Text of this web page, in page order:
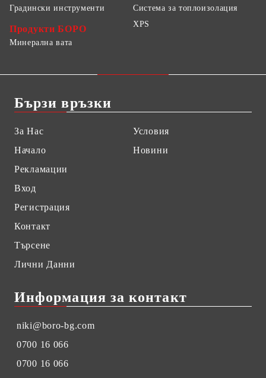
Градински инструменти
Продукти БОРО
Система за топлоизолация
XPS
Минерална вата
Бързи връзки
За Нас
Начало
Рекламации
Вход
Регистрация
Контакт
Търсене
Лични Данни
Условия
Новини
Информация за контакт
niki@boro-bg.com
0700 16 066
0700 16 066